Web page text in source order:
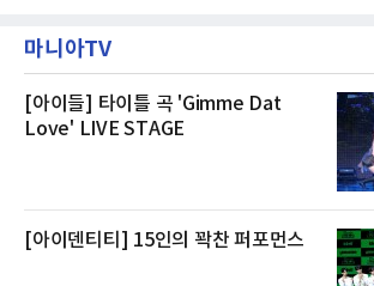
스 센터 사우나 2인 이용 혜택이 포함된다.특히
클럽 앰배서더 라운지
우 등이 포함됐다. 쿠팡은 올해 큰 크기의 전복
생산량이 늘어난 점을 반영해 주요 산지 상품을
전복은 산지에서 채취한 뒤 전국으로 직송되는
방식으로 운영된다. 신선도가 중요한 상품인 만
큼 이르면 다음 날 오전 배송이 가능하도록 물류
마니아TV
[아이들] 타이틀 곡 'Gimme Dat
Love' LIVE STAGE
[아이덴티티] 15인의 꽉찬 퍼포먼스